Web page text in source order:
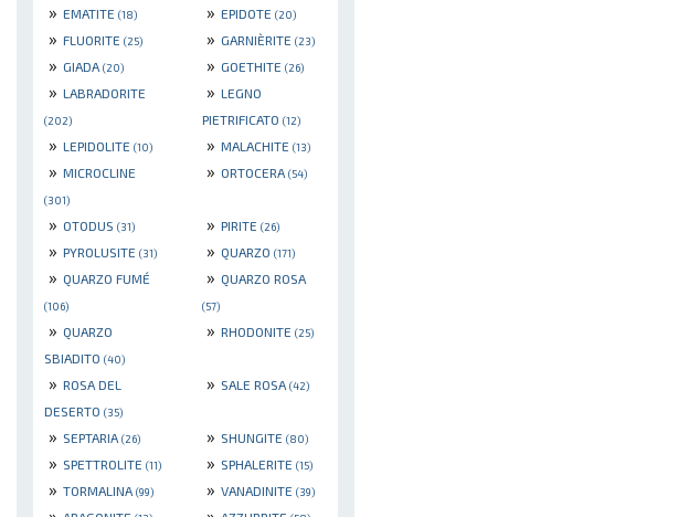
» EMATITE (18) » EPIDOTE (20)
» FLUORITE (25) » GARNIÈRITE (23)
» GIADA (20) » GOETHITE (26)
» LABRADORITE
(202)
» LEGNO
PIETRIFICATO (12)
» LEPIDOLITE (10) » MALACHITE (13)
» MICROCLINE
(301)
» ORTOCERA (54)
» OTODUS (31) » PIRITE (26)
» PYROLUSITE (31) » QUARZO (171)
» QUARZO FUMÉ
(106)
» QUARZO ROSA
(57)
» QUARZO
SBIADITO (40)
» RHODONITE (25)
» ROSA DEL
DESERTO (35)
» SALE ROSA (42)
» SEPTARIA (26) » SHUNGITE (80)
» SPETTROLITE (11) » SPHALERITE (15)
» TORMALINA (99) » VANADINITE (39)